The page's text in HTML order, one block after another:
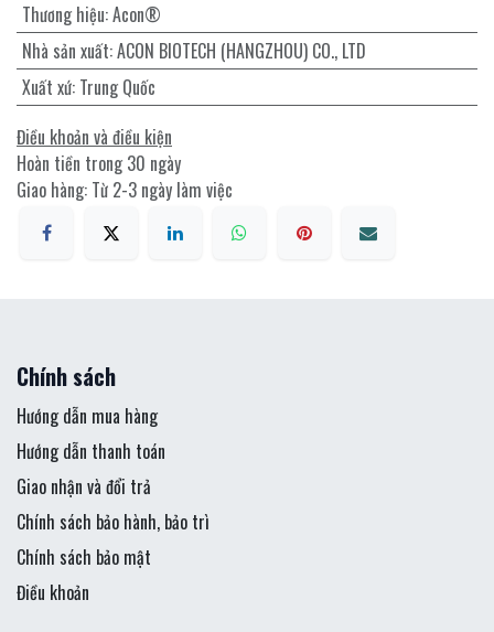
Thương hiệu:Acon®
Nhà sản xuất:ACON BIOTECH (HANGZHOU) CO., LTD
Xuất xứ: Trung Quốc
Điều khoản và điều kiện
Hoàn tiền trong 30 ngày
Giao hàng: Từ 2-3 ngày làm việc
Chính sách
Hướng dẫn mua hàng
Hướng dẫn thanh toán
Giao nhận và đổi trả
Chính sách bảo hành, bảo trì
Chính sách bảo mật
Điều khoản